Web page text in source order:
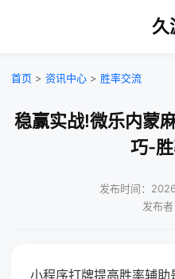
久
首页 > 资讯中心 > 胜率交流
稳赢实战!微乐内蒙
巧-
发布时间：
发布
小程序打牌提高胜率辅